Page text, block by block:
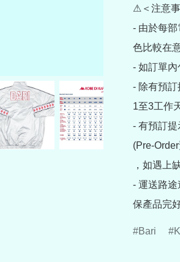
⚠＜注意
- 由於每
色比較在
- 如訂單
- 除有預訂
1至3工作
- 有預訂
(Pre-
，如遇上
- 運送路
保產品完
Bari